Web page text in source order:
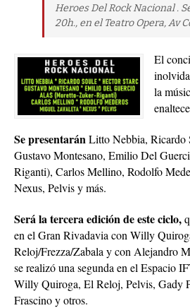
Heroes Del Rock Nacional .
20h., en el Teatro Opera, Av
El
la
Se presentaránLitto Nebbia, Ricardo
Gustavo Montesano, Emilio Del
Riganti), Carlos Mellino, Rodolfo
Nexus, Pelvis y más.
Será la tercera edición de este ciclo,
en el Gran Rivadavia con Willy
Reloj/Frezza/Zabala y con Alejandro
se realizó una segunda en el Espacio
Willy Quiroga, El Reloj, Pelvis, Gady
Frascino y otros.